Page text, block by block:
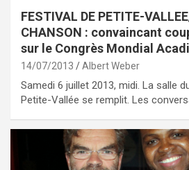
FESTIVAL DE PETITE-
CHANSON : convaincant
sur le Congrès Mondial
14/07/2013 Albert Weber
Samedi 6 juillet 2013, midi. La salle
Petite-Vallée se remplit. Les